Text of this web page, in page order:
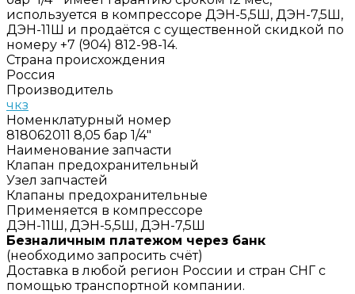
используется в компрессоре ДЭН-5,5Ш, ДЭН-7,5Ш,
ДЭН-11Ш и продаётся с существенной скидкой по
номеру +7 (904) 812-98-14.
Страна происхождения
Россия
Производитель
чкз
Номенклатурный номер
818062011 8,05 бар 1/4"
Наименование запчасти
Клапан предохранительный
Узел запчастей
Клапаны предохранительные
Применяется в компрессоре
ДЭН-11Ш, ДЭН-5,5Ш, ДЭН-7,5Ш
Безналичным платежом через банк
(необходимо запросить счёт)
Доставка в любой регион России и стран СНГ с
помощью транспортной компании.